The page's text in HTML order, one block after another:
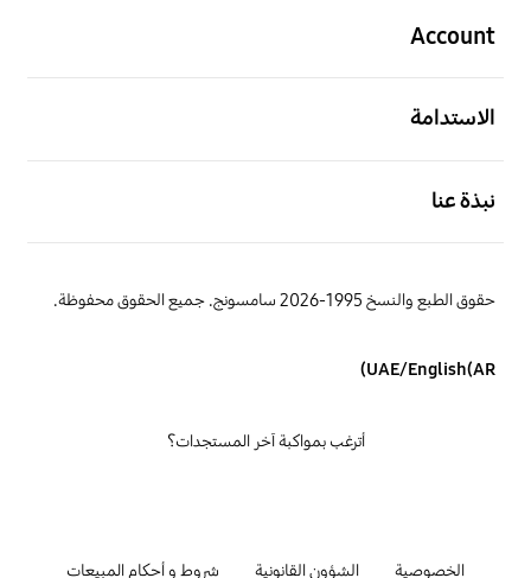
Account
الاستدامة
نبذة عنا
حقوق الطبع والنسخ 1995-2026 سامسونج. جميع الحقوق محفوظة.
UAE/English(AR)
الخصوصية الشؤون القانونية شروط و أحكام المبيعات
أترغب بمواكبة آخر المستجدات؟